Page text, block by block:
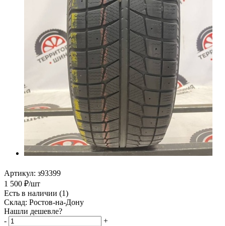
Артикул: з93399
1 500 ₽/шт
Есть в наличии (1)
Склад: Ростов-на-Дону
Нашли дешевле?
-
+